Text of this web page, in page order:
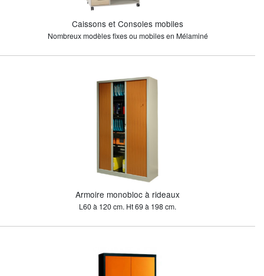
Caissons et Consoles mobiles
Nombreux modèles fixes ou mobiles en Mélaminé
Armoire monobloc à rideaux
L60 à 120 cm. Ht 69 à 198 cm.